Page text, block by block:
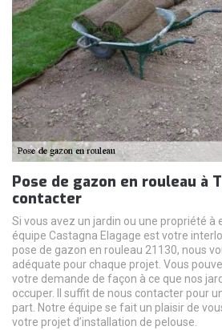
Pose de gazon en rouleau à
contacter
Si vous avez un jardin ou une propriété à
équipe Castagna Elagage est votre
pose de gazon en rouleau 21130, nous
adéquate pour chaque projet. Vous
votre demande de façon à ce que nos
occuper. Il suffit de nous contacter pour
part. Notre équipe se fait un plaisir de
votre projet d’installation de pelouse.